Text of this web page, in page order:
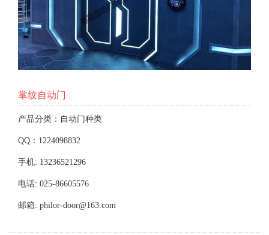
掌纹自动门
产品分类：自动门种类
QQ：1224098832
手机: 13236521296
电话: 025-86605576
邮箱: philor-door@163.com